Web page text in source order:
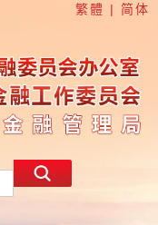
繁體 | 简体